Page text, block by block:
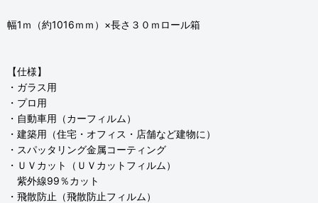
幅1ｍ（約1016ｍｍ）×長さ３０ｍロール箱
【仕様】
・ガラス用
・プロ用
・自動車用（カーフィルム）
・建築用（住宅・オフィス・店舗など建物に）
・スパッタリング金属コーティング
・ＵＶカット（ＵＶカットフィルム）
紫外線99％カット
・飛散防止（飛散防止フィルム）